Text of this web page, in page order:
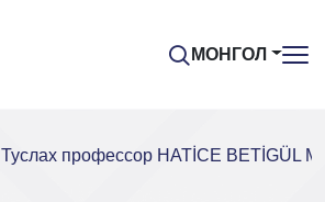
МОНГОЛ
Туслах профессор HATİCE BETİGÜL